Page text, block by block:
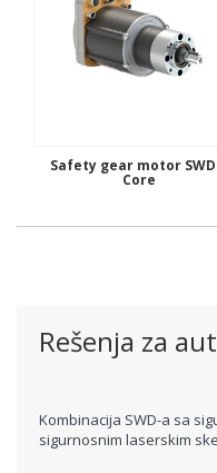
Safety gear motor
Core
Rešenja za
Kombinacija SWD-a sa
sigurnosnim laserskim